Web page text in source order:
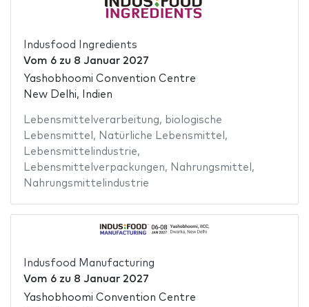
Indusfood Ingredients
Vom 6zu 8 Januar 2027
Yashobhoomi Convention Centre
New Delhi, Indien
Lebensmittelverarbeitung, biologische
Lebensmittel , Natürliche Lebensmittel ,
Lebensmittelindustrie,
Lebensmittelverpackungen, Nahrungsmittel ,
Nahrungsmittelindustrie
Indusfood Manufacturing
Vom 6zu 8 Januar 2027
Yashobhoomi Convention Centre